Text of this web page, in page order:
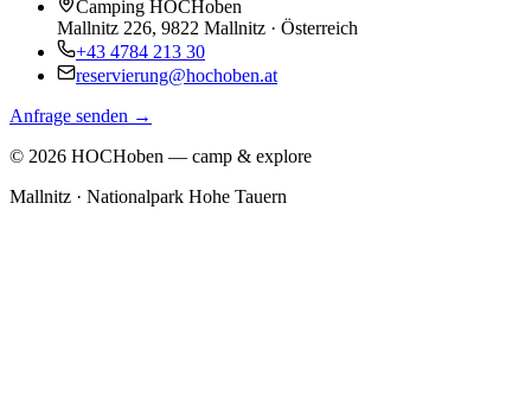
Camping HOCHoben
Mallnitz 226, 9822 Mallnitz · Österreich
+43 4784 213 30
reservierung@hochoben.at
Anfrage senden →
© 2026 HOCHoben — camp & explore
Mallnitz · Nationalpark Hohe Tauern